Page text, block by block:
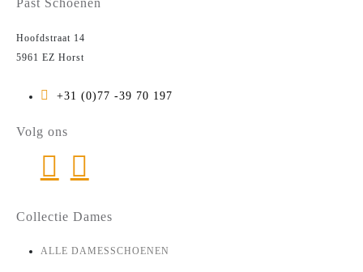
Past Schoenen
Hoofdstraat 14
5961 EZ Horst
+31 (0)77 -39 70 197
Volg ons
Collectie Dames
ALLE DAMESSCHOENEN